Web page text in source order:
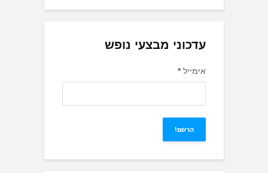
עדכוני מבצעי נופש
אימייל*